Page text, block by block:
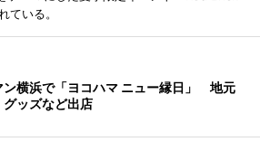
ている。
ン横浜で「ヨコハマ ニュー縁日」 地元
グッズなど出店